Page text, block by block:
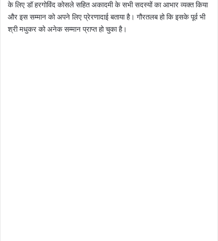
के लिए डॉ हरगोविंद कोसले सहित अकादमी के सभी सदस्यों का आभार व्यक्त किया
और इस सम्मान को अपने लिए प्रेरणादाई बताया है। गौरतलब हो कि इसके पूर्व भी
श्री मधुकर को अनेक सम्मान प्राप्त हो चुका है।